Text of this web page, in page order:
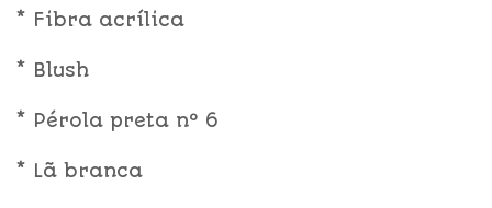
* Fibra acrílica
* Blush
* Pérola preta nº 6
* Lã branca